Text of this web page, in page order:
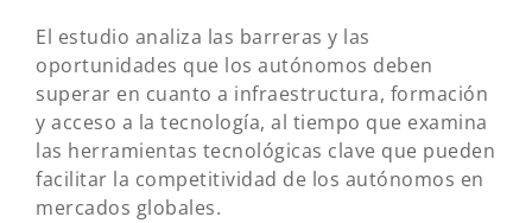
El estudio analiza las barreras y las
oportunidades que los autónomos deben
superar en cuanto a infraestructura, formación
y acceso a la tecnología, al tiempo que examina
las herramientas tecnológicas clave que pueden
facilitar la competitividad de los autónomos en
mercados globales.